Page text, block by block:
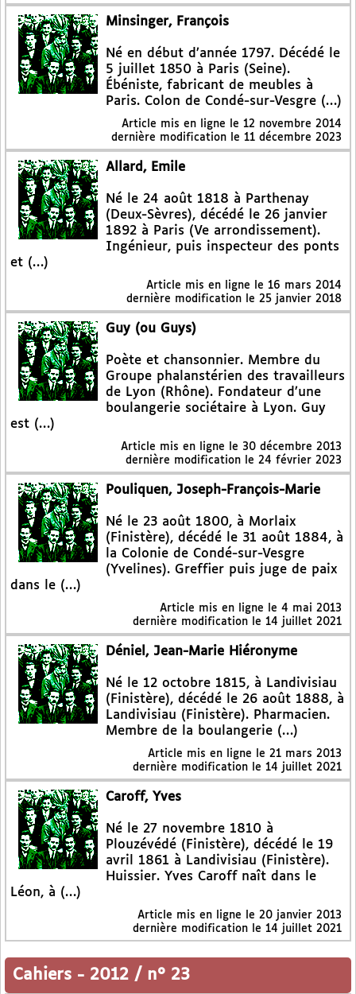
Minsinger, François
Né en début d’année 1797. Décédé le
5 juillet 1850 à Paris (Seine).
Ébéniste, fabricant de meubles à
Paris. Colon de Condé-sur-Vesgre (…)
Article mis en ligne le 12 novembre 2014
dernière modification le 11 décembre 2023
Allard, Emile
Né le 24 août 1818 à Parthenay
(Deux-Sèvres), décédé le 26 janvier
1892 à Paris (Ve arrondissement).
Ingénieur, puis inspecteur des ponts
et (…)
Article mis en ligne le 16 mars 2014
dernière modification le 25 janvier 2018
Guy (ou Guys)
Poète et chansonnier. Membre du
Groupe phalanstérien des travailleurs
de Lyon (Rhône). Fondateur d’une
boulangerie sociétaire à Lyon. Guy
est (…)
Article mis en ligne le 30 décembre 2013
dernière modification le 24 février 2023
Pouliquen, Joseph-François-Marie
Né le 23 août 1800, à Morlaix
(Finistère), décédé le 31 août 1884, à
la Colonie de Condé-sur-Vesgre
(Yvelines). Greffier puis juge de paix
dans le (…)
Article mis en ligne le 4 mai 2013
dernière modification le 14 juillet 2021
Déniel, Jean-Marie Hiéronyme
Né le 12 octobre 1815, à Landivisiau
(Finistère), décédé le 26 août 1888, à
Landivisiau (Finistère). Pharmacien.
Membre de la boulangerie (…)
Article mis en ligne le 21 mars 2013
dernière modification le 14 juillet 2021
Caroff, Yves
Né le 27 novembre 1810 à
Plouzévédé (Finistère), décédé le 19
avril 1861 à Landivisiau (Finistère).
Huissier. Yves Caroff naît dans le
Léon, à (…)
Article mis en ligne le 20 janvier 2013
dernière modification le 14 juillet 2021
Cahiers - 2012 / n° 23